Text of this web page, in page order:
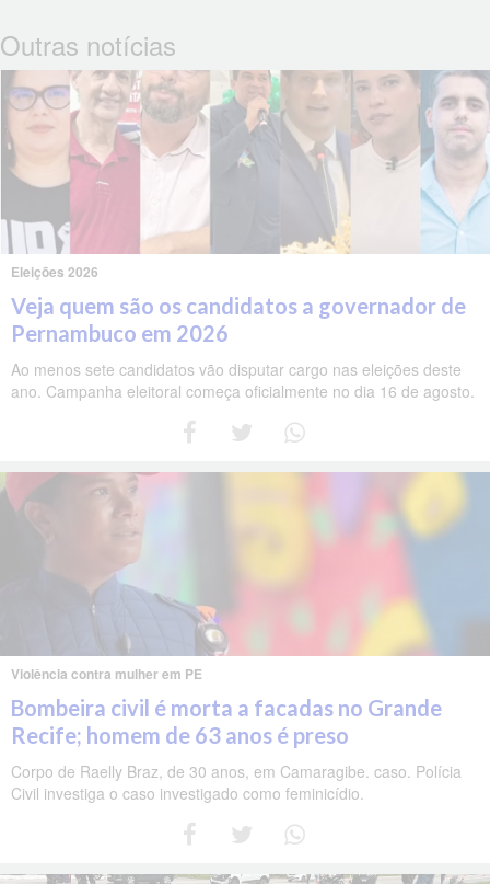
Outras notícias
Eleições 2026
Veja quem são os candidatos a governador de
Pernambuco em 2026
Ao menos sete candidatos vão disputar cargo nas eleições deste
ano. Campanha eleitoral começa oficialmente no dia 16 de agosto.
Violência contra mulher em PE
Bombeira civil é morta a facadas no Grande
Recife; homem de 63 anos é preso
Corpo de Raelly Braz, de 30 anos, em Camaragibe. caso. Polícia
Civil investiga o caso investigado como feminicídio.